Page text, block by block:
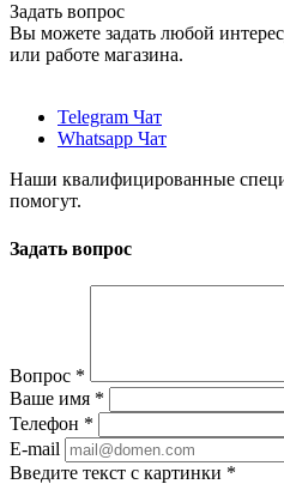
Задать вопрос
Вы можете задать любой
или работе магазина.
Telegram Чат
Whatsapp Чат
Наши квалифицированные
помогут.
Задать вопрос
Вопрос *
Ваше имя *
Телефон *
E-mail
Введите текст с картинки *